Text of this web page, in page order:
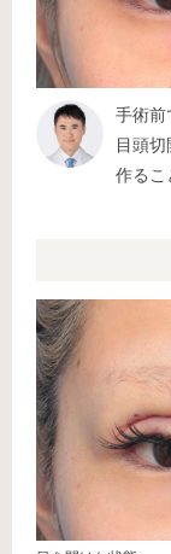
手術前
目頭
作るこ